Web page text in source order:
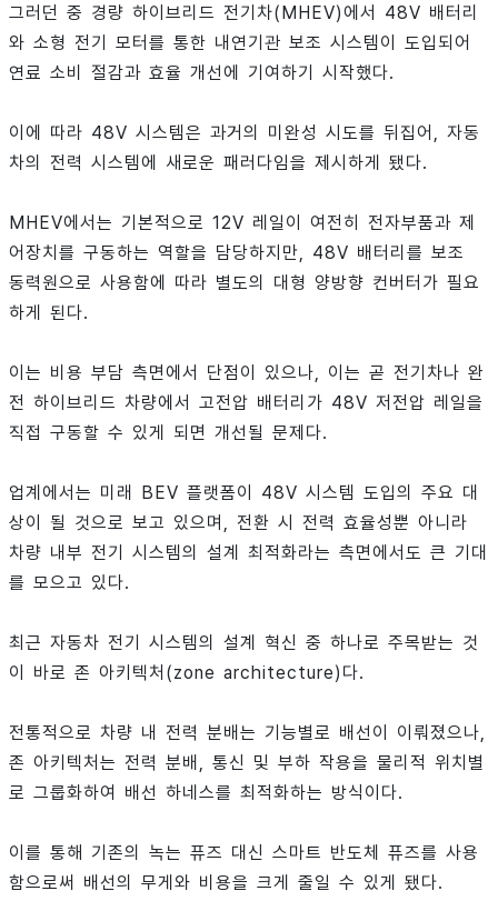
그러던 중 경량 하이브리드 전기차(MHEV)에서 48V 배터리
와 소형 전기 모터를 통한 내연기관 보조 시스템이 도입되어
연료 소비 절감과 효율 개선에 기여하기 시작했다.
이에 따라 48V 시스템은 과거의 미완성 시도를 뒤집어, 자동
차의 전력 시스템에 새로운 패러다임을 제시하게 됐다.
MHEV에서는 기본적으로 12V 레일이 여전히 전자부품과 제
어장치를 구동하는 역할을 담당하지만, 48V 배터리를 보조
동력원으로 사용함에 따라 별도의 대형 양방향 컨버터가 필요
하게 된다.
이는 비용 부담 측면에서 단점이 있으나, 이는 곧 전기차나 완
전 하이브리드 차량에서 고전압 배터리가 48V 저전압 레일을
직접 구동할 수 있게 되면 개선될 문제다.
업계에서는 미래 BEV 플랫폼이 48V 시스템 도입의 주요 대
상이 될 것으로 보고 있으며, 전환 시 전력 효율성뿐 아니라
차량 내부 전기 시스템의 설계 최적화라는 측면에서도 큰 기대
를 모으고 있다.
최근 자동차 전기 시스템의 설계 혁신 중 하나로 주목받는 것
이 바로 존 아키텍처(zone architecture)다.
전통적으로 차량 내 전력 분배는 기능별로 배선이 이뤄졌으나,
존 아키텍처는 전력 분배, 통신 및 부하 작용을 물리적 위치별
로 그룹화하여 배선 하네스를 최적화하는 방식이다.
이를 통해 기존의 녹는 퓨즈 대신 스마트 반도체 퓨즈를 사용
함으로써 배선의 무게와 비용을 크게 줄일 수 있게 됐다.